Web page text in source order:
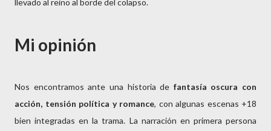
Mi opinión
Nos encontramos ante una historia de fantasía oscura con
acción, tensión política y romance, con algunas escenas +18
bien integradas en la trama. La narración en primera persona